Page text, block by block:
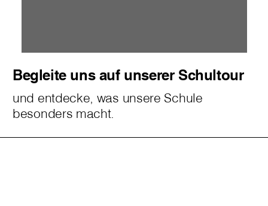
Begleite uns auf unserer Schultour
und entdecke, was unsere Schule
besonders macht.